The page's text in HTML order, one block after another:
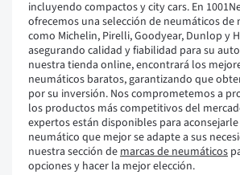
incluyendo compactos y city cars. En
ofrecemos una selección de neumáticos de
como Michelin, Pirelli, Goodyear, Dunlop y
asegurando calidad y fiabilidad para su
nuestra tienda online, encontrará los
neumáticos baratos, garantizando que
por su inversión. Nos comprometemos a
los productos más competitivos del
expertos están disponibles para
neumático que mejor se adapte a sus
nuestra sección demarcas de neumáticos
opciones y hacer la mejor elección.